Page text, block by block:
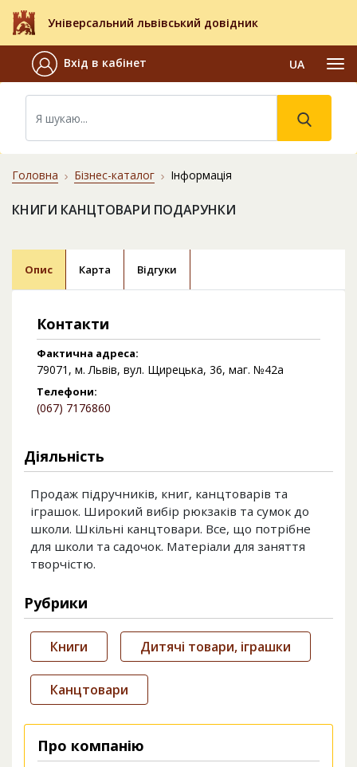
Універсальний львівський довідник
Вхід в кабінет UA
Головна Бізнес-каталог Інформація
КНИГИ КАНЦТОВАРИ ПОДАРУНКИ
Опис Карта Відгуки
Контакти
Фактична адреса:
79071, м. Львів, вул. Щирецька, 36, маг. №42а
Телефони:
(067) 7176860
Діяльність
Продаж підручників, книг, канцтоварів та
іграшок. Широкий вибір рюкзаків та сумок до
школи. Шкільні канцтовари. Все, що потрібне
для школи та садочок. Матеріали для заняття
творчістю.
Рубрики
Книги Дитячі товари, іграшки
Канцтовари
Про компанію